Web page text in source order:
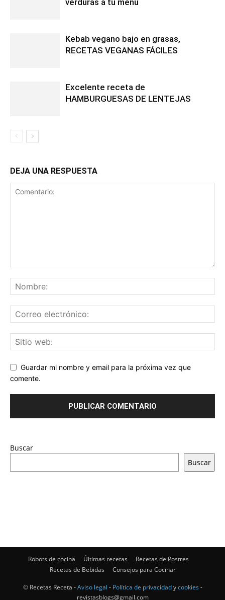
verduras a tu menú
Kebab vegano bajo en grasas,
RECETAS VEGANAS FÁCILES
Excelente receta de
HAMBURGUESAS DE LENTEJAS
DEJA UNA RESPUESTA
Guardar mi nombre y email para la próxima vez que
comente.
Buscar
Buscar
Robots de cocina Últimas recetas
Recetas de Postres
Recetas de Bebidas
Consejos para Cocinar
© Recetas Receta -Aviso legal - Política de privacidadycookies -
revistasblogs@gmail.com